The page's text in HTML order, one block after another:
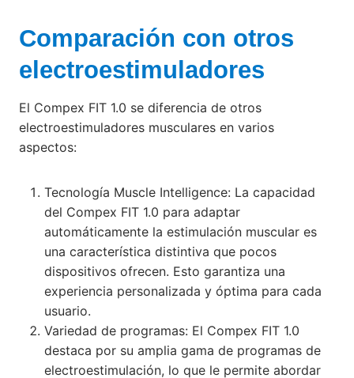
Comparación con otros
electroestimuladores
El Compex FIT 1.0 se diferencia de otros
electroestimuladores musculares en varios
aspectos:
Tecnología Muscle Intelligence: La capacidad
del Compex FIT 1.0 para adaptar
automáticamente la estimulación muscular es
una característica distintiva que pocos
dispositivos ofrecen. Esto garantiza una
experiencia personalizada y óptima para cada
usuario.
Variedad de programas: El Compex FIT 1.0
destaca por su amplia gama de programas de
electroestimulación, lo que le permite abordar